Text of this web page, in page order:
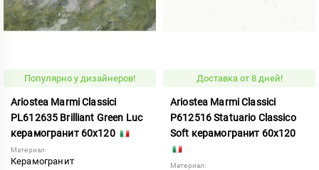
Популярно у дизайнеров!
Ariostea Marmi Classici
PL612635 Brilliant Green Luc
керамогранит 60x120
Материал:
Керамогранит
Доставка от 8 дней!
Ariostea Marmi Classici
P612516 Statuario Classico
Soft керамогранит 60x120
Материал: